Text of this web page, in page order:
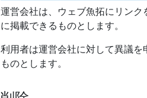
運営会社は、ウェブ魚拓にリン
に掲載できるものとします。
利用者は運営会社に対して異議
ものとします。